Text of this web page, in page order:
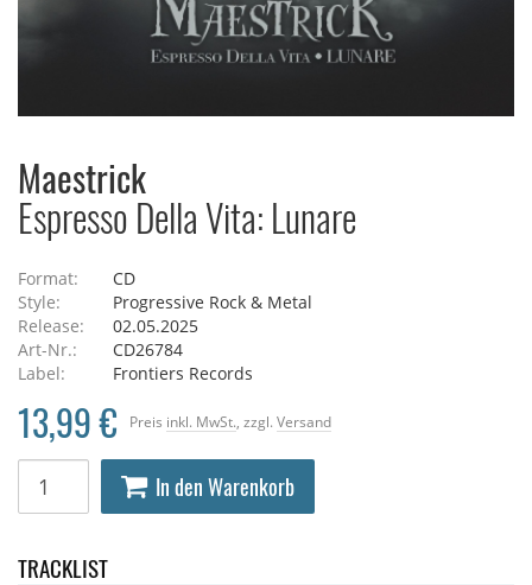
Maestrick
Espresso Della Vita: Lunare
Format:
CD
Style:
Progressive Rock & Metal
Release:
02.05.2025
Art-Nr.:
CD26784
Label:
Frontiers Records
Preis inkl. MwSt. , zzgl. Versand
13,99 €
In den Warenkorb
TRACKLIST